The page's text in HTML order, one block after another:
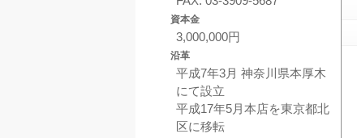
資本金
3,000,000円
沿革
平成7年3月 神奈川県本厚木
にて設立
平成17年5月本店を東京都北
区に移転